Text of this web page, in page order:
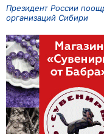
Президент России
организаций Сибири